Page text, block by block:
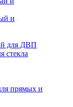
и
для ДВП
стекла
прямых и